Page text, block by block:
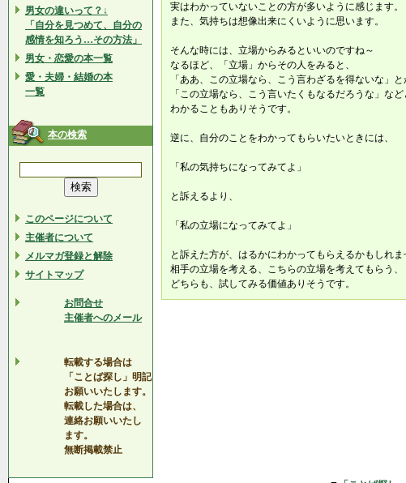
男女の違いって？↓
「自分を見つめて、自分の
感情を知ろう…その方法」
男女・恋愛の本一覧
愛・夫婦・結婚の本
一覧
本の検索
このページについて
主催者について
メルマガ登録と解除
サイトマップ
お問合せ
主催者へのメール
転載する場合は
「ことば探し」明記
お願いいたします。
転載した場合は、
連絡お願いいたし
ます。
無断掲載禁止
実はわかっていないことの方が多いように感じます。
また、気持ちは想像出来にくいように思います。
そんな時には、立場からみるといいのですね～
なるほど、「立場」からその人をみると、
「ああ、この立場なら、こう言わざるを得ないな」と
「この立場なら、こう言いたくもなるだろうな」など
わかることもありそうです。
逆に、自分のことをわかってもらいたいときには、
「私の気持ちになってみてよ」
と訴えるより、
「私の立場になってみてよ」
と訴えた方が、はるかにわかってもらえるかもしれま
相手の立場を考える、こちらの立場を考えてもらう、
どちらも、試してみる価値ありそうです。